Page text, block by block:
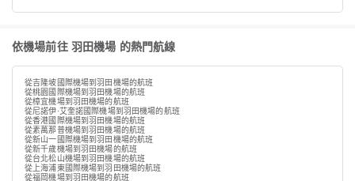
依機場前往 羽田機場 的熱門航線
從吉隆坡國際機場到羽田機場的航班
從桃園國際機場到羽田機場的航班
從樟宜機場到羽田機場的航班
從尼諾伊·艾奎諾國際機場到羽田機場的航班
從香港國際機場到羽田機場的航班
從素萬那普機場到羽田機場的航班
從新山一國際機場到羽田機場的航班
從新千歲機場到羽田機場的航班
從台北松山機場到羽田機場的航班
從上海浦東國際機場到羽田機場的航班
從福岡機場到羽田機場的航班